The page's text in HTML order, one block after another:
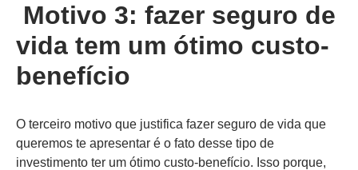
Motivo 3: fazer seguro de
vida tem um ótimo custo-
benefício
O terceiro motivo que justifica fazer seguro de vida que
queremos te apresentar é o fato desse tipo de
investimento ter um ótimo custo-benefício. Isso porque,